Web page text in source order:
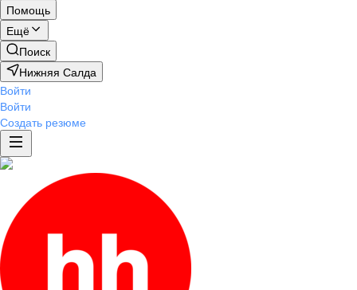
Помощь
Ещё
Поиск
Нижняя Салда
Войти
Войти
Создать резюме